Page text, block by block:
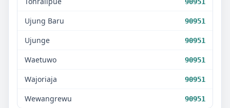
Ujung Baru 90951
Ujunge 90951
Waetuwo 90951
Wajoriaja 90951
Wewangrewu 90951